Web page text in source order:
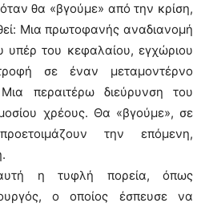
θα «βγούμε» από την κρίση,
Μια πρωτοφανής αναδιανομή
υπέρ του κεφαλαίου, εγχώριου
σε έναν μεταμοντέρνο
περαιτέρω διεύρυνση του
χρέους. Θα «βγούμε», σε
την επόμενη,
η τυφλή πορεία, όπως
ο οποίος έσπευσε να